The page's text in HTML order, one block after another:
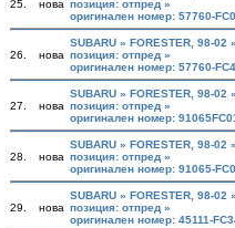
25. нова позиция: отпред »
оригинален номер: 57760-
26. нова
SUBARU » FORESTER, 98-
позиция: отпред »
оригинален номер: 57760-
27. нова
SUBARU » FORESTER, 98-
позиция: отпред »
оригинален номер:
28. нова
SUBARU » FORESTER, 98-
позиция: отпред »
оригинален номер: 91065-
29. нова
SUBARU » FORESTER, 98-
позиция: отпред »
оригинален номер: 45111-